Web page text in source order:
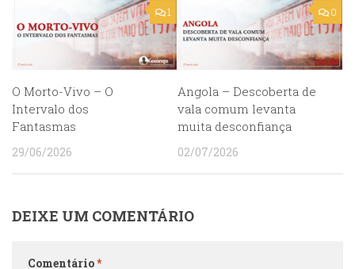
1
O Morto-Vivo – O
Intervalo dos
Fantasmas
29/06/2026
0
Angola – Descoberta de
vala comum levanta
muita desconfiança
02/07/2026
DEIXE UM COMENTÁRIO
Comentário*